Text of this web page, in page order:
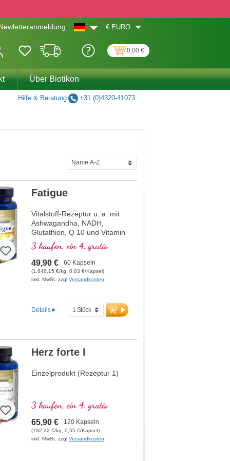
Newletteranmeldung € EURO
0,00 €
Über Biotikon
Hilfe & Beratung +31 (0)4320-41073
Fatigue
Vitalstoff-Rezeptur u. a. mit
Ashwagandha, NADH,
Glutathion, Q 10 und Vitamin
B12, welches zur
Verringerung von Müdigkeit
und Ermüdung beiträgt.
3 kaufen, ein 4. gratis
49,90 € 60 Kapseln
(1.848,15 €/kg, 0,83 €/Kapsel)
inkl. MwSt. zzglVersandkosten
Details
Herz forte I
Einzelprodukt (Rezeptur 1)
3 kaufen, ein 4. gratis
65,90 € 120 Kapseln
(732,22 €/kg, 0,55 €/Kapsel)
inkl. MwSt. zzglVersandkosten